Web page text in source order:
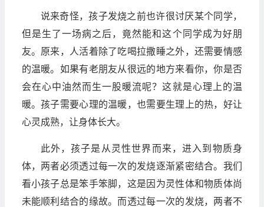
说来奇怪，孩子发烧之前也许很讨厌某个同学，
但是生了一场病之后，竟然能和这个同学成为好朋
友。原来，人活着除了吃喝拉撒睡之外，还需要情感
的温暖。如果有老朋友从很远的地方来看你，你是否
会在心中油然而生一股暖流呢？这就是心理上的温
暖。孩子需要心理的温暖，也需要生理上的热，好让
心灵成熟，让身体长大。
此外，孩子是从灵性世界而来，进入到物质身
体，两者必须透过每一次的发烧逐渐紧密结合。我们
看小孩子总是笨手笨脚，这是因为灵性体和物质体尚
未能顺利结合的缘故。而透过每一次的发烧，两者不